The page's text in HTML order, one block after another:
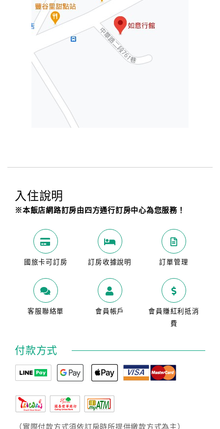
入住說明
※本飯店網路訂房由四方通行訂房中心為您服務！
國旅卡可訂房 訂房收據說明 訂單管理
客服聯絡單 會員帳戶
會員賺紅利抵消
費
付款方式
（實際付款方式須依訂房時所提供繳款方式為主）